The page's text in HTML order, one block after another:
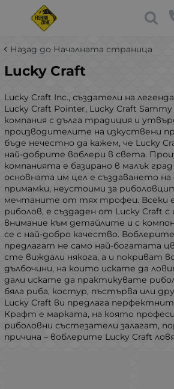
Назад до Началната страница
Lucky Craft
Lucky Craft Inc., създатели на
Lucky Craft Pointer, Lucky Craft
компания с дълга традиция и
производителите на изкуствени
бъде нечестно да кажем, че Lucky
най-добрите воблери в света.
компанията е базирано в малък
основната им цел е създаването
примамки, неустоими за
мечтаните от тях трофеи. Всеки
риболов, е създаден от Lucky Craft
внимание към детайлите и с
се с най-добро качество.
предлагат не само най-богатата
сте виждали някога, а и покриват
дълбочини, на които искате да
дали искате да практикувате
бяла риба, костур, пъстърва или
Lucky Craft ви предлага
Крафт е марката, на която
риболовни състезатели залагат,
причина – воблерите Lucky Craft